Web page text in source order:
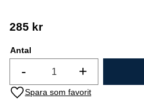
285 kr
Antal
+
-
Lägg till i favoriter